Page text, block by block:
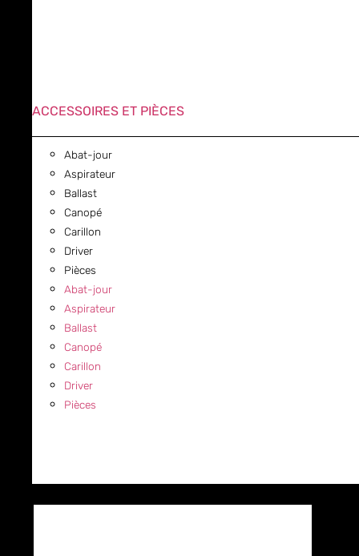
ACCESSOIRES ET PIÈCES
Abat-jour
Aspirateur
Ballast
Canopé
Carillon
Driver
Pièces
Abat-jour
Aspirateur
Ballast
Canopé
Carillon
Driver
Pièces